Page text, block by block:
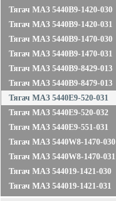
Тягач МАЗ 5440B9-1420-030
Тягач МАЗ 5440B9-1420-031
Тягач МАЗ 5440B9-1470-030
Тягач МАЗ 5440B9-1470-031
Тягач МАЗ 5440B9-8429-013
Тягач МАЗ 5440B9-8479-013
Тягач МАЗ 5440E9-520-031
Тягач МАЗ 5440E9-520-032
Тягач МАЗ 5440E9-551-031
Тягач МАЗ 5440W8-1470-030
Тягач МАЗ 5440W8-1470-031
Тягач МАЗ 544019-1421-030
Тягач МАЗ 544019-1421-031